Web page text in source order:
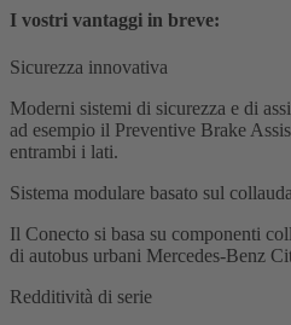
I vostri vantaggi in breve:
Sicurezza innovativa
Moderni sistemi di sicurezza e di
ad esempio il Preventive Brake
entrambi i lati.
Sistema modulare basato sul
Il Conecto si basa su componenti
di autobus urbani Mercedes-Benz
Redditività di serie